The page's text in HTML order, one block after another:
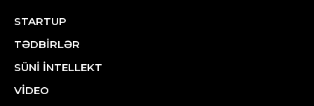
STARTUP
TƏDBİRLƏR
SÜNİ İNTELLEKT
VİDEO